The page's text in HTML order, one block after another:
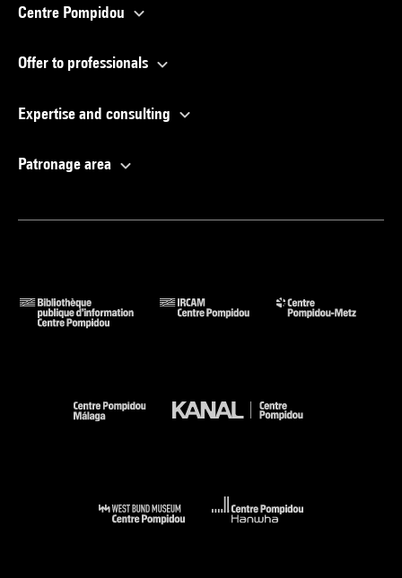
Centre Pompidou
Offer to professionals
Expertise and consulting
Patronage area